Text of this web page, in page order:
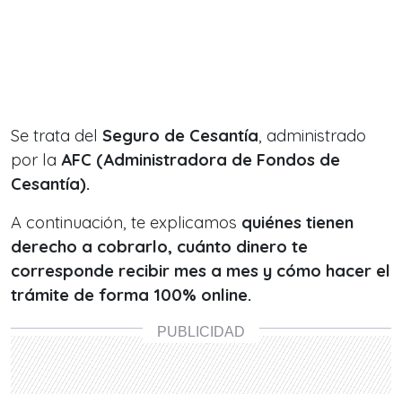
Se trata del Seguro de Cesantía, administrado
por la AFC (Administradora de Fondos de
Cesantía).
A continuación, te explicamos quiénes tienen
derecho a cobrarlo, cuánto dinero te
corresponde recibir mes a mes y cómo hacer el
trámite de forma 100% online.